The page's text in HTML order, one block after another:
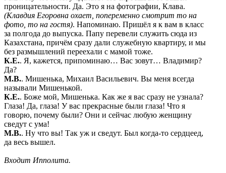
проницательности. Да. Это я на фотографии, Клава.
(Клавдия Егоровна охает, попеременно смотрит то на
фото, то на гостя). Напоминаю. Пришёл я к вам в класс
за полгода до выпуска. Папу перевели служить сюда из
Казахстана, причём сразу дали служебную квартиру, и мы
без размышлений переехали с мамой тоже.
К.Е.. Я, кажется, припоминаю… Вас зовут… Владимир?
Да?
М.В.. Мишенька, Михаил Васильевич. Вы меня всегда
называли Мишенькой.
К.Е.. Боже мой, Мишенька. Как же я вас сразу не узнала?
Глаза! Да, глаза! У вас прекрасные были глаза! Что я
говорю, почему были? Они и сейчас любую женщину
сведут с ума!
М.В.. Ну что вы! Так уж и сведут. Был когда-то сердцеед,
да весь вышел.
Входит Ипполита.